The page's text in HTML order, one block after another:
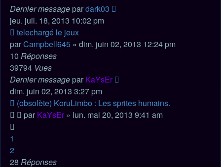
Dernier message pardark03
jeu. juil. 18, 2013 10:02 pm
telechargé le jeux
parCampbell645 » dim. juin 02, 2013 12:24 pm
10 Réponses
39794 Vues
Dernier message par KaYsEr
dim. juin 02, 2013 3:27 pm
(obsolète) KoruLimbo : Les sprites humains.
par KaYsEr» lun. mai 20, 2013 9:41 am
1
2
28 Réponses